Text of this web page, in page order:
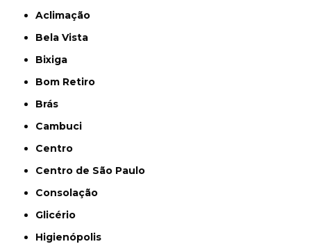
Aclimação
Bela Vista
Bixiga
Bom Retiro
Brás
Cambuci
Centro
Centro de São Paulo
Consolação
Glicério
Higienópolis